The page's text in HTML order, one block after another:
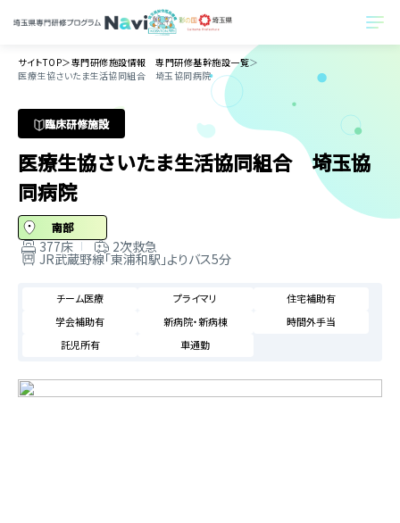
サイトTOP＞専門研修施設情報 専門研修基幹施設一覧＞
医療生協さいたま生活協同組合 埼玉協同病院
臨床研修施設
医療生協さいたま生活協同組合 埼玉協
同病院
南部
377床 2次救急
JR武蔵野線「東浦和駅」よりバス5分
チーム医療 プライマリ
住宅補助有
学会補助有
新病院・新病棟
時間外手当
託児所有
車通勤